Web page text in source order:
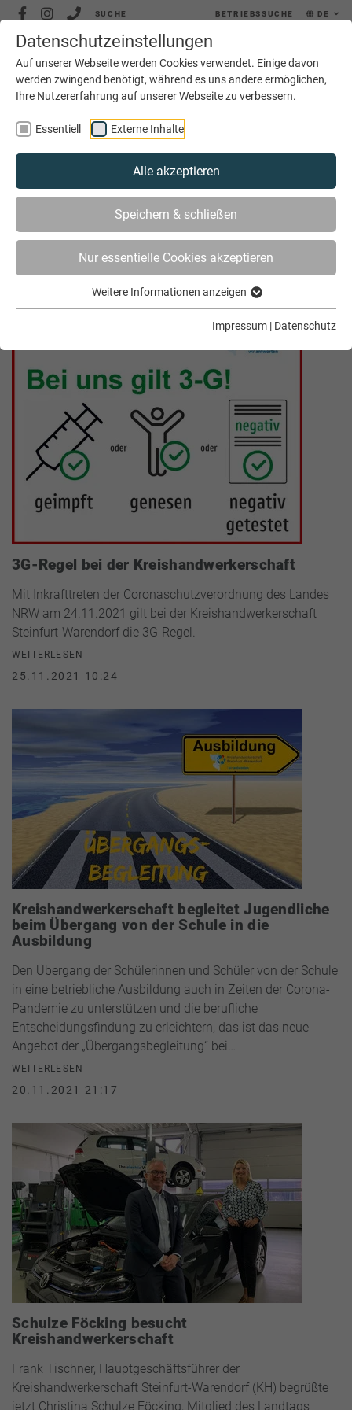
Datenschutzeinstellungen
Auf unserer Webseite werden Cookies verwendet. Einige davon
werden zwingend benötigt, während es uns andere ermöglichen,
Ihre Nutzererfahrung auf unserer Webseite zu verbessern.
Essentiell Externe Inhalte
Alle akzeptieren
Speichern & schließen
Nur essentielle Cookies akzeptieren
Weitere Informationen anzeigen
Impressum | Datenschutz
SUCHE BETRIEBSSUCHE DE
MENÜ
AKTUELLES ARCHIV
Archiv November 2021
3G-Regel bei der Kreishandwerkerschaft
Mit Inkrafttreten der Coronaschutzverordnung des Landes
NRW am 24.11.2021 gilt bei der Kreishandwerkerschaft
Steinfurt-Warendorf die 3G-Regel.
WEITERLESEN
25.11.2021 10:24
Kreishandwerkerschaft begleitet Jugendliche
beim Übergang von der Schule in die
Ausbildung
Den Übergang der Schülerinnen und Schüler von der Schule
in eine betriebliche Ausbildung auch in Zeiten der Corona-
Pandemie zu unterstützen und die berufliche
Entscheidungsfindung zu erleichtern, das ist das neue
Angebot der „Übergangsbegleitung“ bei…
WEITERLESEN
20.11.2021 21:17
Schulze Föcking besucht
Kreishandwerkerschaft
Frank Tischner, Hauptgeschäftsführer der
Kreishandwerkerschaft Steinfurt-Warendorf (KH) begrüßte
jetzt Christina Schulze Föcking, Mitglied des Landtags